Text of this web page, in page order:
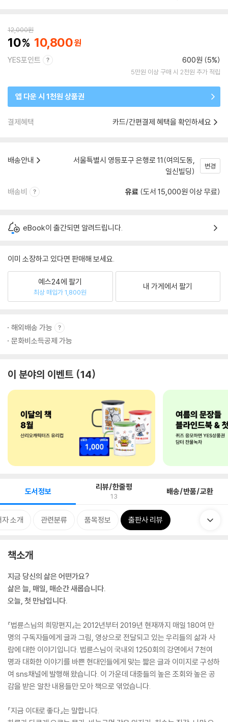
12,000원
10 10,800
YES포인트 600원 (5%)
5만원 이상 구매 시 2천원 추가 적립
앱 다운 시 1천원 상품권
결제혜택 카드/간편결제 혜택을 확인하세요
배송안내
서울특별시 영등포구 은행로 11(여의도동,
일신빌딩)
변경
배송비 유료 (도서 15,000원 이상 무료)
eBook이 출간되면 알려드립니다.
이미 소장하고 있다면 판매해 보세요.
예스24에 팔기
최상 매입가 1,800원
내 가게에서 팔기
해외배송 가능
문화비소득공제 가능
이 분야의 이벤트 14
도서정보 리뷰/한줄평
13 배송/반품/교환
자 소개 관련분류 품목정보 출판사 리뷰
책소개
지금 당신의 삶은 어떤가요?
삶은 늘, 매일, 매순간 새롭습니다.
오늘, 첫 만남입니다.
『법륜스님의 희망편지』는 2012년부터 2019년 현재까지 매일 180여 만
명의 구독자들에게 글과 그림, 영상으로 전달되고 있는 우리들의 삶과 사
람에 대한 이야기입니다. 법륜스님이 국내외 1250회의 강연에서 7천여
명과 대화한 이야기를 바쁜 현대인들에게 맞는 짧은 글과 이미지로 구성하
여 sns채널에 발행해 왔습니다. 이 가운데 대중들의 높은 조회와 높은 공
감을 받은 알찬 내용들만 모아 책으로 엮었습니다.
『지금 이대로 좋다』는 말합니다.